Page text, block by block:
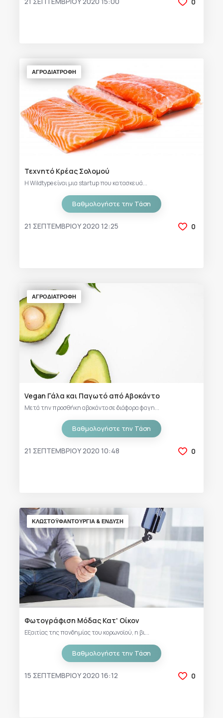
ΑΓΡΟΔΙΑΤΡΟΦΗ
Τεχνητό Κρέας Σολομού
Η Wildtype είναι μια startup που κατασκευά...
Βαθμολογήστε την Τάση
21 ΣΕΠΤΕΜΒΡΊΟΥ 2020 12:25 0
ΑΓΡΟΔΙΑΤΡΟΦΗ
Vegan Γάλα και Παγωτό από Αβοκάντο
Μετά την προσθήκη αβοκάντο σε διάφορα φαγη...
Βαθμολογήστε την Τάση
21 ΣΕΠΤΕΜΒΡΊΟΥ 2020 10:48 0
ΚΛΩΣΤΟΫΦΑΝΤΟΥΡΓΙΑ & ΈΝΔΥΣΗ
Φωτογράφιση Μόδας Κατ' Οίκον
Εξαιτίας της πανδημίας του κορωνοϊού, η βι...
Βαθμολογήστε την Τάση
15 ΣΕΠΤΕΜΒΡΊΟΥ 2020 16:12 0